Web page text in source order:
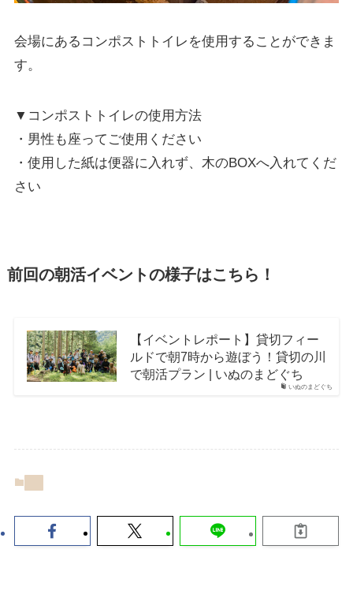
会場にあるコンポストトイレを使用することができま
す。
▼コンポストトイレの使用方法
・男性も座ってご使用ください
・使用した紙は便器に入れず、木のBOXへ入れてくだ
さい
前回の朝活イベントの様子はこちら！
いぬのまどぐち
【イベントレポート】貸切フィー
ルドで朝7時から遊ぼう！貸切の川
で朝活プラン | いぬのまどぐち